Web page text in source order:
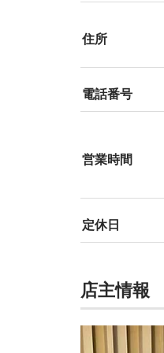
住所
電話番号
営業時間
定休日
店主情報